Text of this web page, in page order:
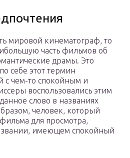
мировой кинематограф, то
часть фильмов об
драмы. Это
себе этот термин
с чем-то спокойным и
воспользовались этим
слово в названиях
человек, который
для просмотра,
имеющем спокойный